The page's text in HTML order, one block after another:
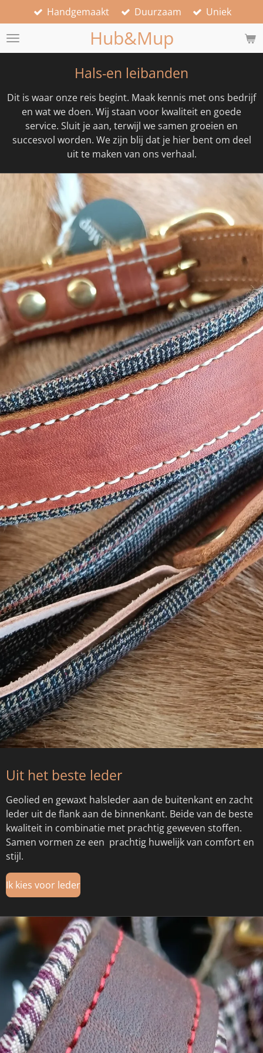
direct
naar
de
Hub&Mup
Handgemaakt Duurzaam Uniek
Hals-en leibanden
Dit is waar onze reis begint. Maak kennis met ons bedrijf
en wat we doen. Wij staan voor kwaliteit en goede
service. Sluit je aan, terwijl we samen groeien en
succesvol worden. We zijn blij dat je hier bent om deel
uit te maken van ons verhaal.
Uit het beste leder
Geolied en gewaxt halsleder aan de buitenkant en zacht
leder uit de flank aan de binnenkant. Beide van de beste
kwaliteit in combinatie met prachtig geweven stoffen.
Samen vormen ze een prachtig huwelijk van comfort en
stijl.
Ik kies voor leder